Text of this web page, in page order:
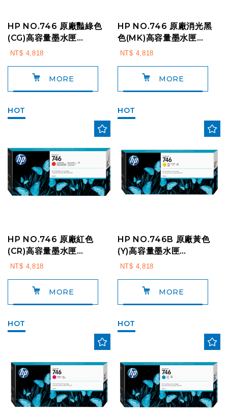
HP NO.746 原廠豔綠色
(CG)高容量墨水匣
P2V84A (300ml)
NT$ 4,818
MORE
HP NO.746 原廠消光黑
色(MK)高容量墨水匣
P2V83A (300ml)
NT$ 4,818
MORE
HP NO.746 原廠紅色
(CR)高容量墨水匣
P2V81A (300ml)
NT$ 4,818
MORE
HP NO.746B 原廠黃色
(Y)高容量墨水匣
3WX38A (300ml)
NT$ 4,818
MORE